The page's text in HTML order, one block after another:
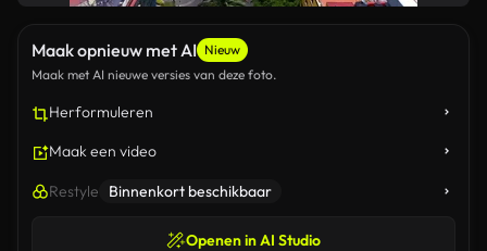
Maak opnieuw met AI Nieuw
Maak met AI nieuwe versies van deze foto.
Herformuleren
Maak een video
Restyle Binnenkort beschikbaar
Openen in AI Studio